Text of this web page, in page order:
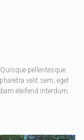
pellentesque
velit sem, eget
eleifend interdum.